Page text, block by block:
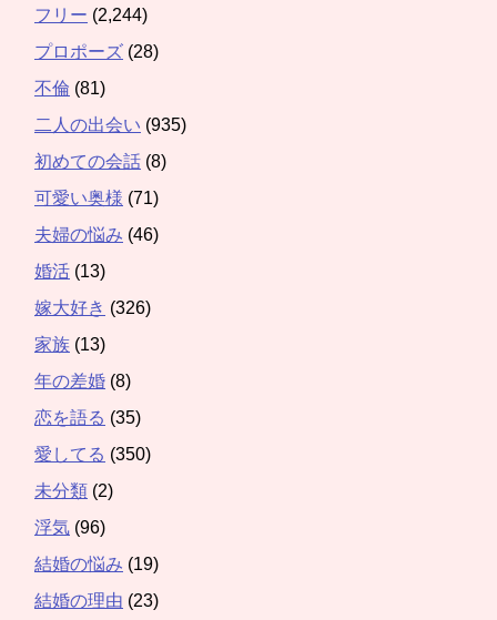
フリー (2,244)
プロポーズ (28)
不倫 (81)
二人の出会い (935)
初めての会話 (8)
可愛い奥様 (71)
夫婦の悩み (46)
婚活 (13)
嫁大好き (326)
家族 (13)
年の差婚 (8)
恋を語る (35)
愛してる (350)
未分類 (2)
浮気 (96)
結婚の悩み (19)
結婚の理由 (23)